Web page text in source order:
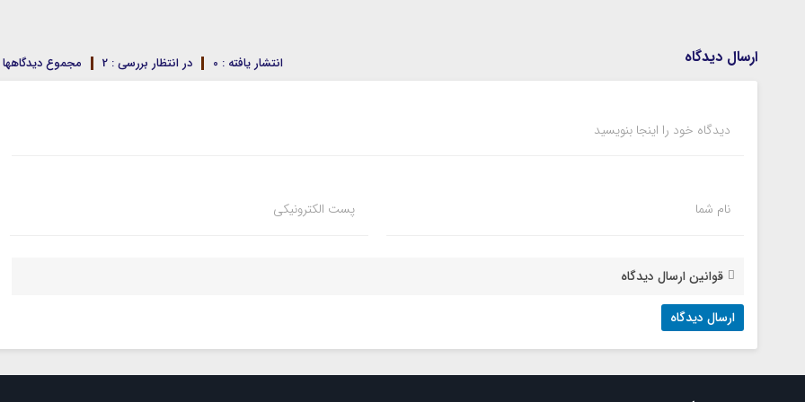
ارسال دیدگاه مجموع دیدگاهها در انتظار بررسی : 2 انتشار یافته : 0
دیدگاه خود را اینجا بنویسید
نام شما پست الکترونیکی
قوانین ارسال دیدگاه